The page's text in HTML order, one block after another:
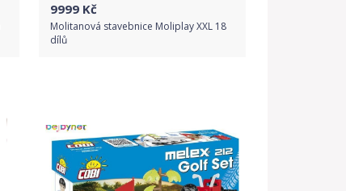
9999 Kč
Molitanová stavebnice Moliplay XXL 18
dílů
Detail produktu